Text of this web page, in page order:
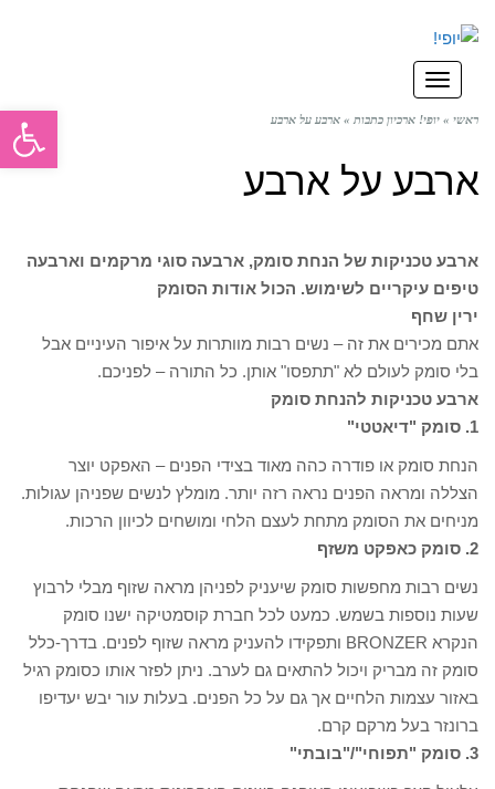
תפריט
ראשי » יופי! ארכיון כתבות » ארבע על ארבע
ארבע על ארבע
ארבע טכניקות של הנחת סומק, ארבעה סוגי מרקמים וארבעה
טיפים עיקריים לשימוש. הכול אודות הסומק
ירין שחף
אתם מכירים את זה – נשים רבות מוותרות על איפור העיניים אבל
בלי סומק לעולם לא "תתפסו" אותן. כל התורה – לפניכם.
ארבע טכניקות להנחת סומק
1. סומק "דיאטטי"
הנחת סומק או פודרה כהה מאוד בצידי הפנים – האפקט יוצר
הצללה ומראה הפנים נראה רזה יותר. מומלץ לנשים שפניהן עגולות.
מניחים את הסומק מתחת לעצם הלחי ומושחים לכיוון הרכות.
2. סומק כאפקט משזף
נשים רבות מחפשות סומק שיעניק לפניהן מראה שזוף מבלי לרבוץ
שעות נוספות בשמש. כמעט לכל חברת קוסמטיקה ישנו סומק
הנקרא BRONZER ותפקידו להעניק מראה שזוף לפנים. בדרך-כלל
סומק זה מבריק ויכול להתאים גם לערב. ניתן לפזר אותו כסומק רגיל
באזור עצמות הלחיים אך גם על כל הפנים. בעלות עור יבש יעדיפו
ברונזר בעל מרקם קרם.
3. סומק "תפוחי"/"בובתי"
פתח